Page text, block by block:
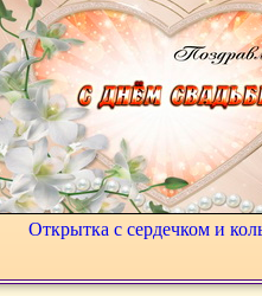
Открытка с сердечком и